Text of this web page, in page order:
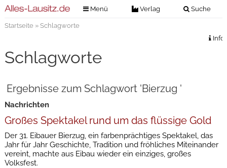
Menü Verlag Suche
Verlag
Kontakt
Anzeigenannahme
Startseite» Schlagworte
Info
Schlagworte
Ergebnisse zum Schlagwort 'Bierzug '
Nachrichten
Großes Spektakel rund um das flüssige Gold
Der 31. Eibauer Bierzug, ein farbenprächtiges Spektakel, das
Jahr für Jahr Geschichte, Tradition und fröhliches Miteinander
vereint, machte aus Eibau wieder ein einziges, großes
Volksfest.